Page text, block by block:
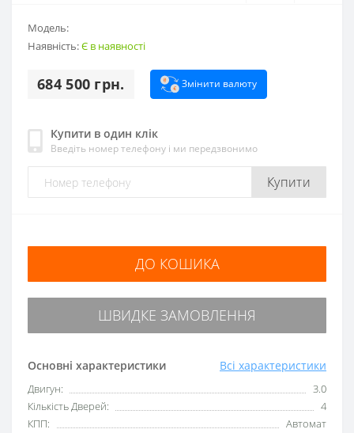
Модель:
Наявність:Є в наявності
684 500 грн. Змінити валюту
Купити в один клік
Введіть номер телефону і ми передзвонимо
Купити
Основні характеристики Всі характеристики
Двигун:
3.0
Кількість Дверей:
4
КПП:
Автомат
ДО КОШИКА
ШВИДКЕ ЗАМОВЛЕННЯ